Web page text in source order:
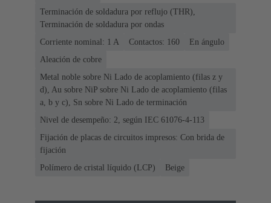
Terminación de soldadura por reflujo (THR),
Terminación de soldadura por ondas
Corriente nominal: ‌1 A
Contactos: 160
En ángulo
Aleación de cobre
Metal noble sobre Ni Lado de acoplamiento (filas z y
d), Au sobre NiP sobre Ni Lado de acoplamiento (filas
a, b y c), Sn sobre Ni Lado de terminación
Nivel de desempeño: 2, según IEC 61076-4-113
Fijación de placas de circuitos impresos: Con brida de
fijación
Polímero de cristal líquido (LCP)
Beige